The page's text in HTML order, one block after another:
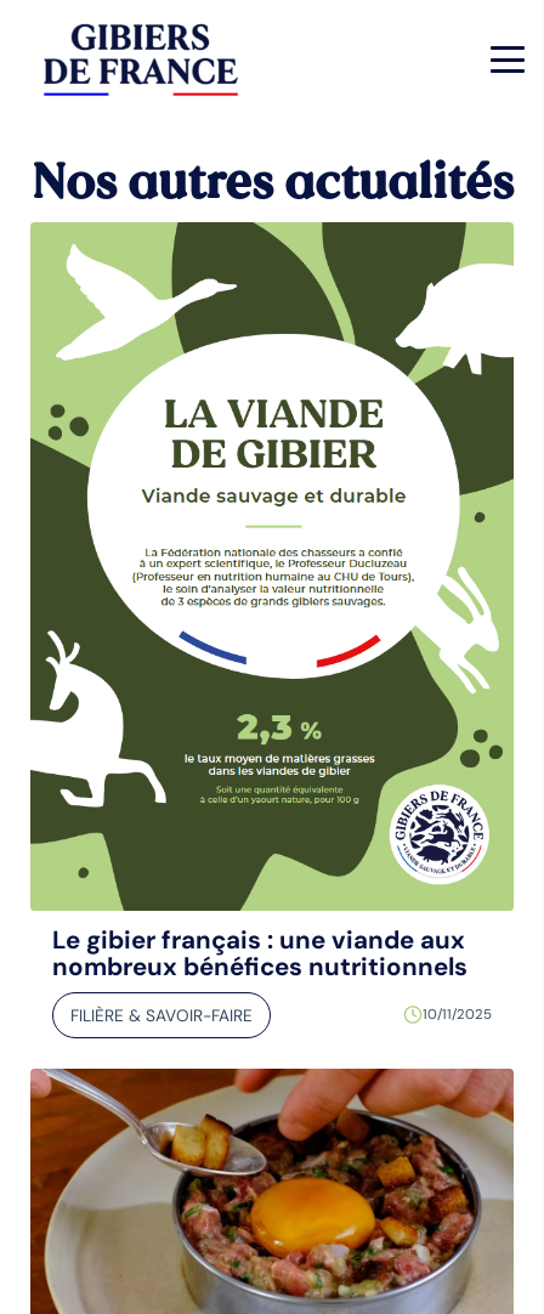
Nos autres actualités
Le gibier français : une viande aux
nombreux bénéfices nutritionnels
FILIÈRE & SAVOIR-FAIRE 10/11/2025